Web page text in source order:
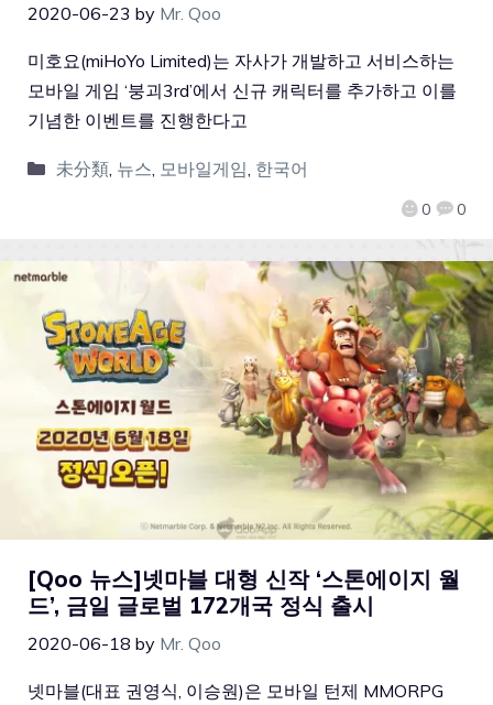
2020-06-23 by Mr. Qoo
0 0
미호요(miHoYo Limited)는 자사가 개발하고 서비스하는
모바일 게임 ‘붕괴3rd’에서 신규 캐릭터를 추가하고 이를
기념한 이벤트를 진행한다고
未分類, 뉴스 모바일게임 한국어
[Qoo 뉴스]넷마블 대형 신작 ‘스톤에이지 월
드’, 금일 글로벌 172개국 정식 출시
2020-06-18 by Mr. Qoo
넷마블(대표 권영식, 이승원)은 모바일 턴제 MMORPG